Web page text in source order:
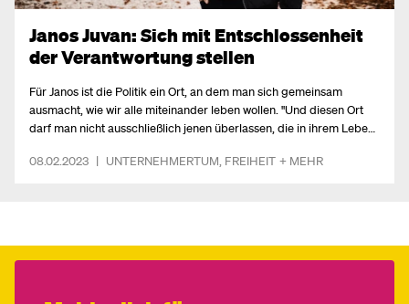
Janos Juvan: Sich mit Entschlossenheit
der Verantwortung stellen
Für Janos ist die Politik ein Ort, an dem man sich gemeinsam
ausmacht, wie wir alle miteinander leben wollen. "Und diesen Ort
darf man nicht ausschließlich jenen überlassen, die in ihrem Leben
Janos überzeugt.
08.02.2023 | UNTERNEHMERTUM FREIHEIT + MEHR